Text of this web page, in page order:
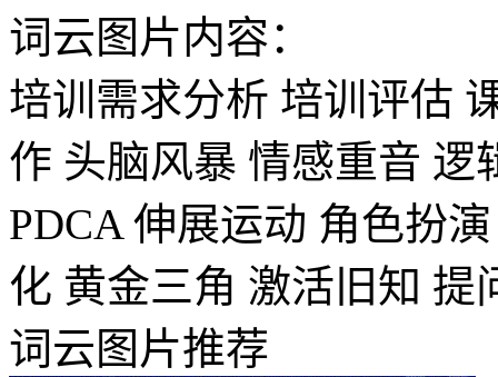
词云图片内容：
培训需求分析 培训评估
作 头脑风暴 情感重音 逻
PDCA 伸展运动 角色扮演
化 黄金三角 激活旧知 提
词云图片推荐